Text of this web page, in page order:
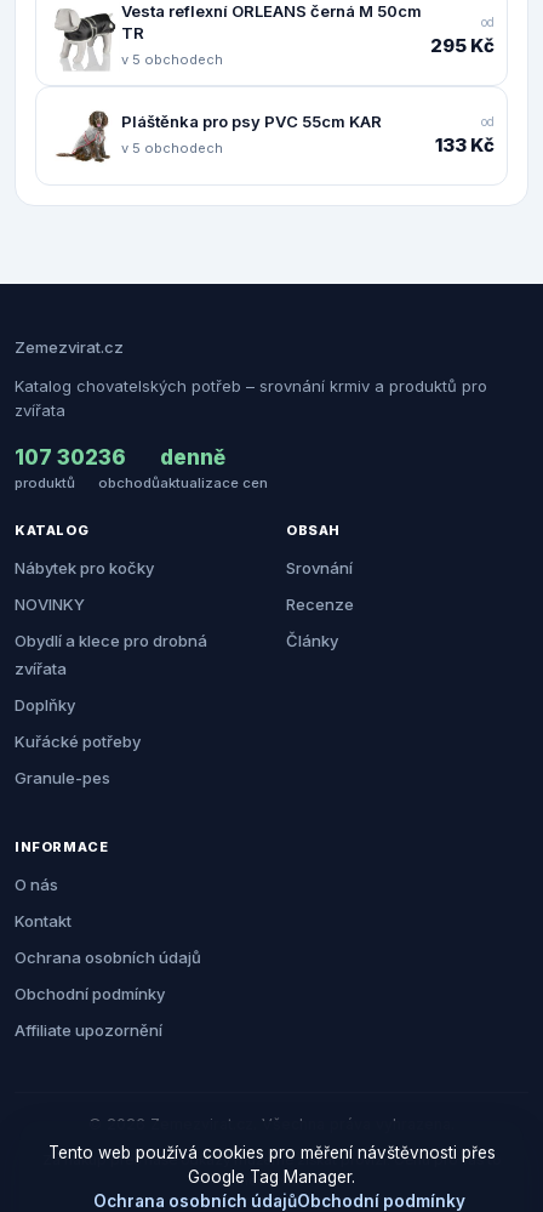
Vesta reflexní ORLEANS černá M 50cm
TR
v 5 obchodech
od
295 Kč
Pláštěnka pro psy PVC 55cm KAR
v 5 obchodech
od
133 Kč
Zemezvirat.cz
Katalog chovatelských potřeb – srovnání krmiv a produktů pro
zvířata
107 302
produktů
36
obchodů
denně
aktualizace cen
KATALOG
Nábytek pro kočky
NOVINKY
Obydlí a klece pro drobná
zvířata
Doplňky
Kuřácké potřeby
Granule-pes
OBSAH
Srovnání
Recenze
Články
INFORMACE
O nás
Kontakt
Ochrana osobních údajů
Obchodní podmínky
Affiliate upozornění
© 2026 Zemezvirat.cz. Všechna práva vyhrazena.
Za nákup přes naše odkazy můžeme získat provizi. Cenu pro vás to
neovlivní.
Tento web používá cookies pro měření návštěvnosti přes
Google Tag Manager.
Ochrana osobních údajůObchodní podmínky